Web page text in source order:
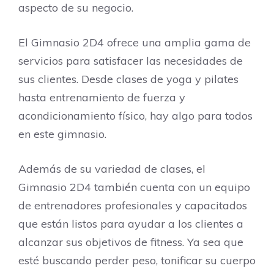
aspecto de su negocio.
El Gimnasio 2D4 ofrece una amplia gama de
servicios para satisfacer las necesidades de
sus clientes. Desde clases de yoga y pilates
hasta entrenamiento de fuerza y ​​
acondicionamiento físico, hay algo para todos
en este gimnasio.
Además de su variedad de clases, el
Gimnasio 2D4 también cuenta con un equipo
de entrenadores profesionales y capacitados
que están listos para ayudar a los clientes a
alcanzar sus objetivos de fitness. Ya sea que
esté buscando perder peso, tonificar su cuerpo